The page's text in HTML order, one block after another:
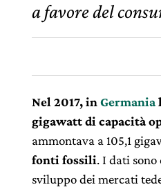
a favore del
Nel 2017, in Germania
gigawattdi capacità
ammontava a 105,1
fonti fossili. I dati
sviluppo dei mercati